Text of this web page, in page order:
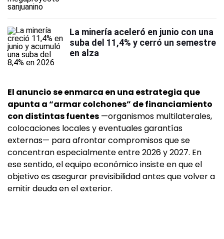
La minería aceleró en junio con una
suba del 11,4% y cerró un semestre
en alza
El anuncio se enmarca en una estrategia que
apunta a “armar colchones” de financiamiento
con distintas fuentes —organismos multilaterales,
colocaciones locales y eventuales garantías
externas— para afrontar compromisos que se
concentran especialmente entre 2026 y 2027. En
ese sentido, el equipo económico insiste en que el
objetivo es asegurar previsibilidad antes que volver a
emitir deuda en el exterior.